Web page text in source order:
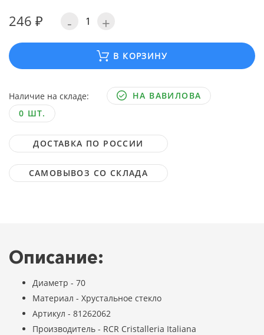
246 ₽ - +
В КОРЗИНУ
Наличие на складе:
НА ВАВИЛОВА
0 ШТ.
ДОСТАВКА ПО РОССИИ
САМОВЫВОЗ СО СКЛАДА
Описание:
Диаметр - 70
Материал - Хрустальное стекло
Артикул - 81262062
Производитель - RCR Cristalleria Italiana